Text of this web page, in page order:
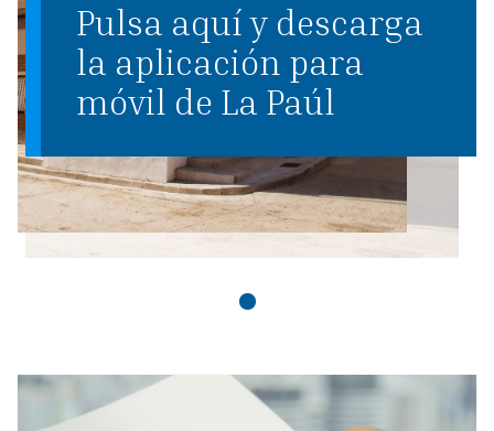
Pulsa aquí y descarga
la aplicación para
móvil de La Paúl